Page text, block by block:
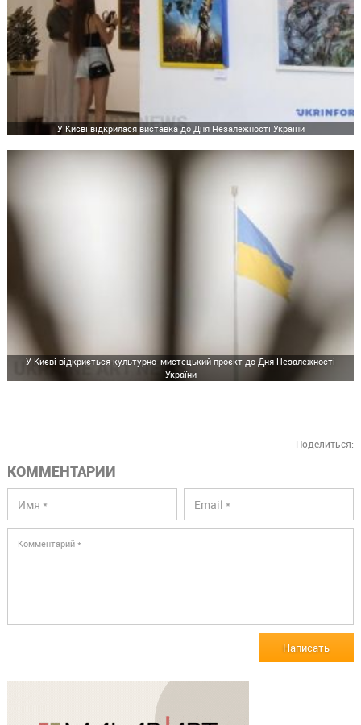
У Києві відкрилася виставка до Дня Незалежності України
У Києві відкриється культурно-мистецький проєкт до Дня Незалежності
України
Поделиться:
КОММЕНТАРИИ
Написать